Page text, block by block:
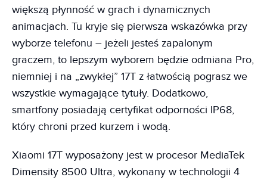
większą płynność w grach i dynamicznych
animacjach. Tu kryje się pierwsza wskazówka przy
wyborze telefonu – jeżeli jesteś zapalonym
graczem, to lepszym wyborem będzie odmiana Pro,
niemniej i na „zwykłej” 17T z łatwością pograsz we
wszystkie wymagające tytuły. Dodatkowo,
smartfony posiadają certyfikat odporności IP68,
który chroni przed kurzem i wodą.
Xiaomi 17T wyposażony jest w procesor MediaTek
Dimensity 8500 Ultra, wykonany w technologii 4